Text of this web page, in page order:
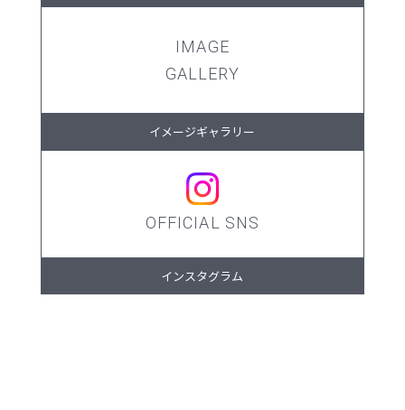
IMAGE
GALLERY
イメージギャラリー
OFFICIAL SNS
インスタグラム